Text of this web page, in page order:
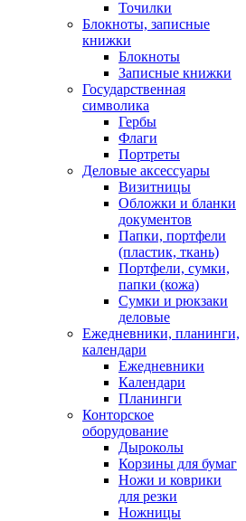
Точилки
Блокноты, записные
книжки
Блокноты
Записные книжки
Государственная
символика
Гербы
Флаги
Портреты
Деловые аксессуары
Визитницы
Обложки и бланки
документов
Папки, портфели
(пластик, ткань)
Портфели, сумки,
папки (кожа)
Сумки и рюкзаки
деловые
Ежедневники, планинги,
календари
Ежедневники
Календари
Планинги
Конторское
оборудование
Дыроколы
Корзины для бумаг
Ножи и коврики
для резки
Ножницы